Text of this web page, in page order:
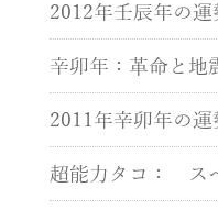
2012年壬辰年の運
辛卯年：革命と地
2011年辛卯年の運
超能力タコ： ス